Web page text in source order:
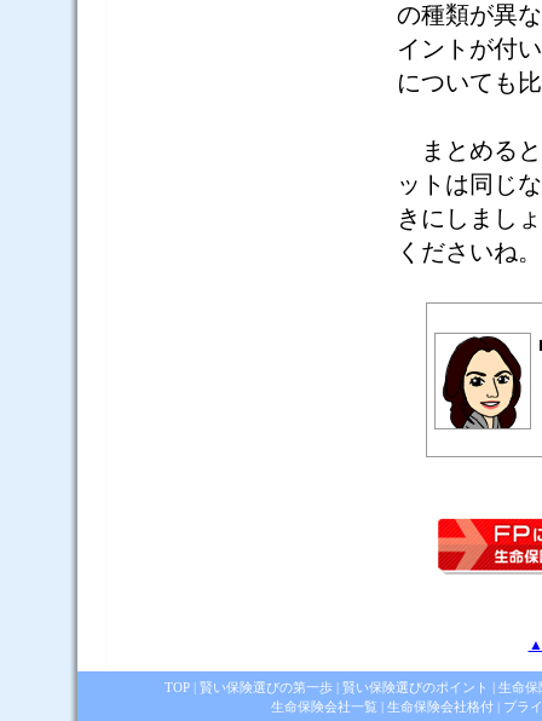
の種類が異
イントが付
についても
まとめると
ットは同じ
きにしまし
くださいね。
▲
TOP | 賢い保険選びの第一歩 | 賢い保険選びのポイント | 生命保
生命保険会社一覧 | 生命保険会社格付 | プラ